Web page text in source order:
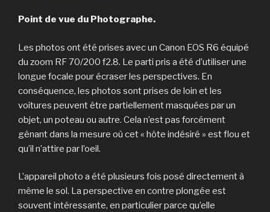
Point de vue du Photographe.
Les photos ont été prises avec un Canon EOS R6 équipé
du zoom RF 70/200 f2.8. Le parti pris a été d’utiliser une
longue focale pour écraser les perspectives. En
conséquence, les photos sont prises de loin et les
voitures peuvent être partiellement masquées par un
objet, un poteau ou autre. Cela n’est pas forcément
gênant dans la mesure où cet « hôte indésiré » est flou et
qu’il n’attire par l’oeil.
L’appareil photo a été plusieurs fois posé directement à
même le sol. La perspective en contre plongée est
souvent intéressante, en particulier parce qu’elle